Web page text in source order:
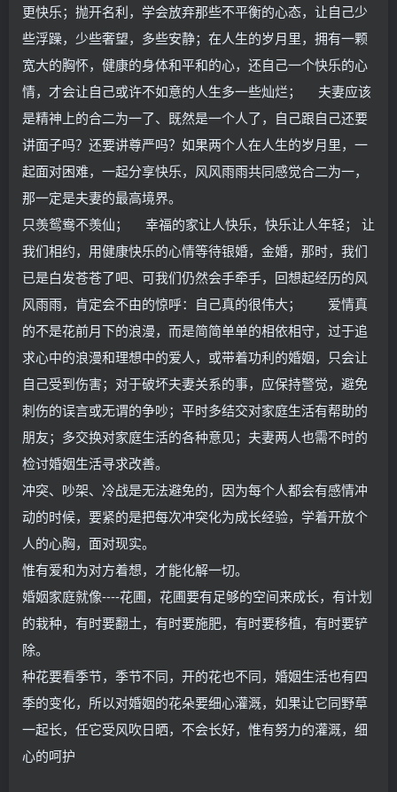
更快乐；抛开名利，学会放弃那些不平衡的心态，让自己少
些浮躁，少些奢望，多些安静；在人生的岁月里，拥有一颗
宽大的胸怀，健康的身体和平和的心，还自己一个快乐的心
情，才会让自己或许不如意的人生多一些灿烂； 夫妻应该
是精神上的合二为一了、既然是一个人了，自己跟自己还要
讲面子吗？还要讲尊严吗？如果两个人在人生的岁月里，一
起面对困难，一起分享快乐，风风雨雨共同感觉合二为一，
那一定是夫妻的最高境界。
只羡鸳鸯不羡仙； 幸福的家让人快乐，快乐让人年轻； 让
我们相约，用健康快乐的心情等待银婚，金婚，那时，我们
已是白发苍苍了吧、可我们仍然会手牵手，回想起经历的风
风雨雨，肯定会不由的惊呼：自己真的很伟大； 爱情真
的不是花前月下的浪漫，而是简简单单的相依相守，过于追
求心中的浪漫和理想中的爱人，或带着功利的婚姻，只会让
自己受到伤害；对于破坏夫妻关系的事，应保持警觉，避免
刺伤的误言或无谓的争吵；平时多结交对家庭生活有帮助的
朋友；多交换对家庭生活的各种意见；夫妻两人也需不时的
检讨婚姻生活寻求改善。
冲突、吵架、冷战是无法避免的，因为每个人都会有感情冲
动的时候，要紧的是把每次冲突化为成长经验，学着开放个
人的心胸，面对现实。
惟有爱和为对方着想，才能化解一切。
婚姻家庭就像----花圃，花圃要有足够的空间来成长，有计划
的栽种，有时要翻土，有时要施肥，有时要移植，有时要铲
除。
种花要看季节，季节不同，开的花也不同，婚姻生活也有四
季的变化，所以对婚姻的花朵要细心灌溉，如果让它同野草
一起长，任它受风吹日晒，不会长好，惟有努力的灌溉，细
心的呵护